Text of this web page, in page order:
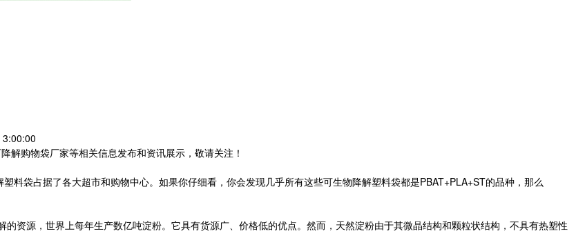
解购物袋厂家等相关信息发布和资讯展示，敬请关注！
料袋占据了各大超市和购物中心。如果你仔细看，你会发现几乎所有这些可生物降解塑料袋都是PBAT+PLA+ST的品种，那么
资源，世界上每年生产数亿吨淀粉。它具有货源广、价格低的优点。然而，天然淀粉由于其微晶结构和颗粒状结构，不具有热塑性